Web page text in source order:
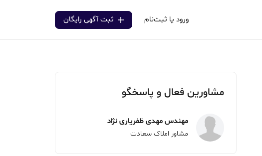
ورود یا ثبت‌نام ثبت آگهی رایگان
مشاورین فعال و پاسخگو
مهندس مهدی ظفریاری نژاد
مشاور املاک سعادت